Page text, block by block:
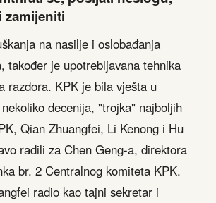
zamijeniti
na nasilje i oslobađanja
također je upotrebljavana tehnika
razdora. KPK je bila vješta u
decenija, "trojka" najboljih
Qian Zhuangfei, Li Kenong i Hu
radili za Chen Geng-a, direktora
br. 2 Centralnog komiteta KPK.
radio kao tajni sekretar i